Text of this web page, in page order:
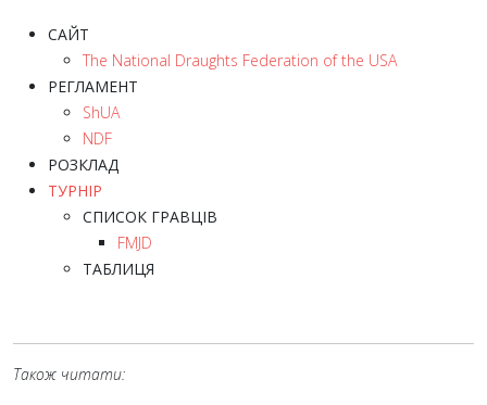
САЙТ
The National Draughts Federation of the USA
РЕГЛАМЕНТ
ShUA
NDF
РОЗКЛАД
ТУРНІР
СПИСОК ГРАВЦІВ
FMJD
ТАБЛИЦЯ
Також читати: